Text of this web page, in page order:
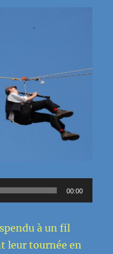
00:00
à un fil
leur tournée en